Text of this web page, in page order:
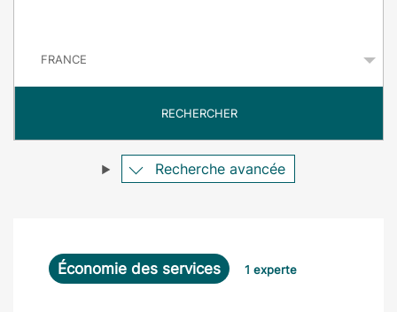
ê
e
RECHERCHER
Recherche avancée
Économie des services 1 experte